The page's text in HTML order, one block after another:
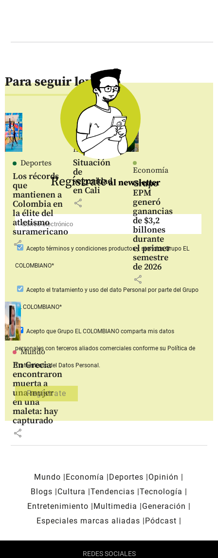
Para seguir leyendo
Deportes
Los récords
que
mantienen a
Colombia en
la élite del
atletismo
suramericano
share
Inicio
Situación
de
seguridad
en Cali
share
Economía
Grupo
EPM
generó
ganancias
de $3,2
billones
durante
el primer
semestre
de 2026
share
Mundo
En Grecia
encontraron
muerta a
una mujer
en una
maleta: hay
capturado
share
Regístrateal newsletter
Aceptotérminos y condiciones productos y serviciosGrupo EL
COLOMBIANO*
Acepto el tratamiento y uso del dato Personal por parte del Grupo
EL COLOMBIANO*
Acepto que Grupo EL COLOMBIANOcomparta mis datos
personales con terceros aliados comerciales conforme su Política de
Tratamiento del Datos Personal.
Mundo Economía Deportes
Opinión
Blogs
Cultura Tendencias Tecnología
Entretenimiento
Multimedia
Generación
Especiales marcas aliadas
Pódcast
REDES SOCIALES